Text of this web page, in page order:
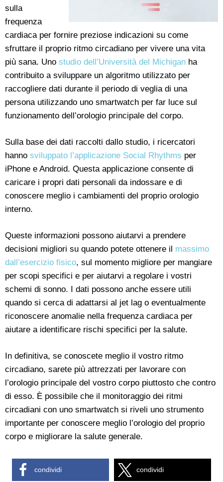
sulla
frequenza
cardiaca per fornire preziose indicazioni su come
sfruttare il proprio ritmo circadiano per vivere una vita
più sana. Uno studio dell’Università del Michigan ha
contribuito a sviluppare un algoritmo utilizzato per
raccogliere dati durante il periodo di veglia di una
persona utilizzando uno smartwatch per far luce sul
funzionamento dell’orologio principale del corpo.
Sulla base dei dati raccolti dallo studio, i ricercatori
hanno sviluppato l’applicazione Social Rhythms per
iPhone e Android. Questa applicazione consente di
caricare i propri dati personali da indossare e di
conoscere meglio i cambiamenti del proprio orologio
interno.
Queste informazioni possono aiutarvi a prendere
decisioni migliori su quando potete ottenere il massimo
dall’esercizio fisico, sul momento migliore per mangiare
per scopi specifici e per aiutarvi a regolare i vostri
schemi di sonno. I dati possono anche essere utili
quando si cerca di adattarsi al jet lag o eventualmente
riconoscere anomalie nella frequenza cardiaca per
aiutare a identificare rischi specifici per la salute.
In definitiva, se conoscete meglio il vostro ritmo
circadiano, sarete più attrezzati per lavorare con
l’orologio principale del vostro corpo piuttosto che contro
di esso. È possibile che il monitoraggio dei ritmi
circadiani con uno smartwatch si riveli uno strumento
importante per conoscere meglio l’orologio del proprio
corpo e migliorare la salute generale.
condividi condividi